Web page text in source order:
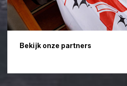
Bekijk onze partners